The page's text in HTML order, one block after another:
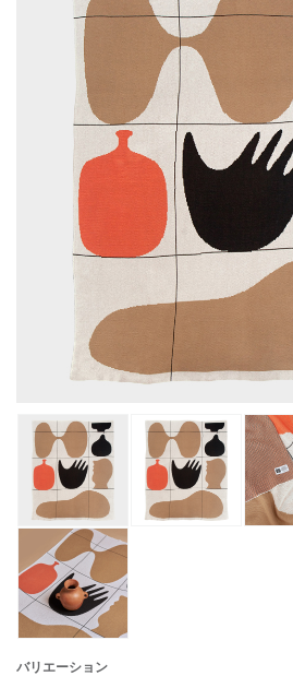
バリエーション